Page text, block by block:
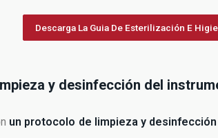
Descarga La Guia De Esterilización E
y desinfección del
un protocolo de limpieza y desinfección